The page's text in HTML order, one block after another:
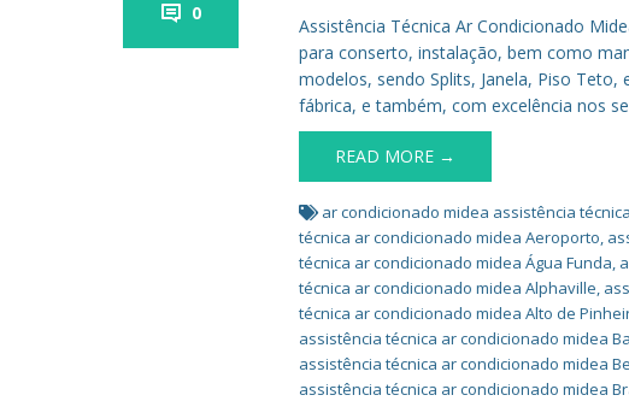
0
Assistência Técnica Ar Condicionado
para conserto, instalação, bem como
modelos, sendo Splits, Janela, Piso
fábrica, e também, com excelência nos
READ MORE →
ar condicionado midea assistência técnica
técnica ar condicionado midea Aeroporto,
técnica ar condicionado midea Água Funda,
técnica ar condicionado midea Alphaville,
técnica ar condicionado midea Alto de
assistência técnica ar condicionado midea
assistência técnica ar condicionado midea
assistência técnica ar condicionado midea